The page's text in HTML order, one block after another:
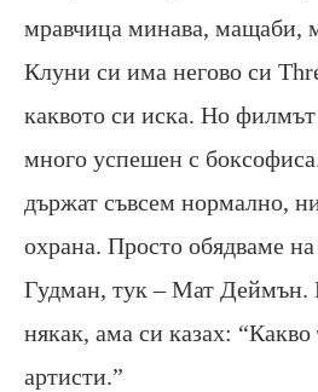
мравчица минава,
Клуни си има негово си
каквото си иска. Но
много успешен с
държат съвсем нормално,
охрана. Просто обядваме
Гудман, тук – Мат Деймън.
някак, ама си казах: “Какво
артисти.”